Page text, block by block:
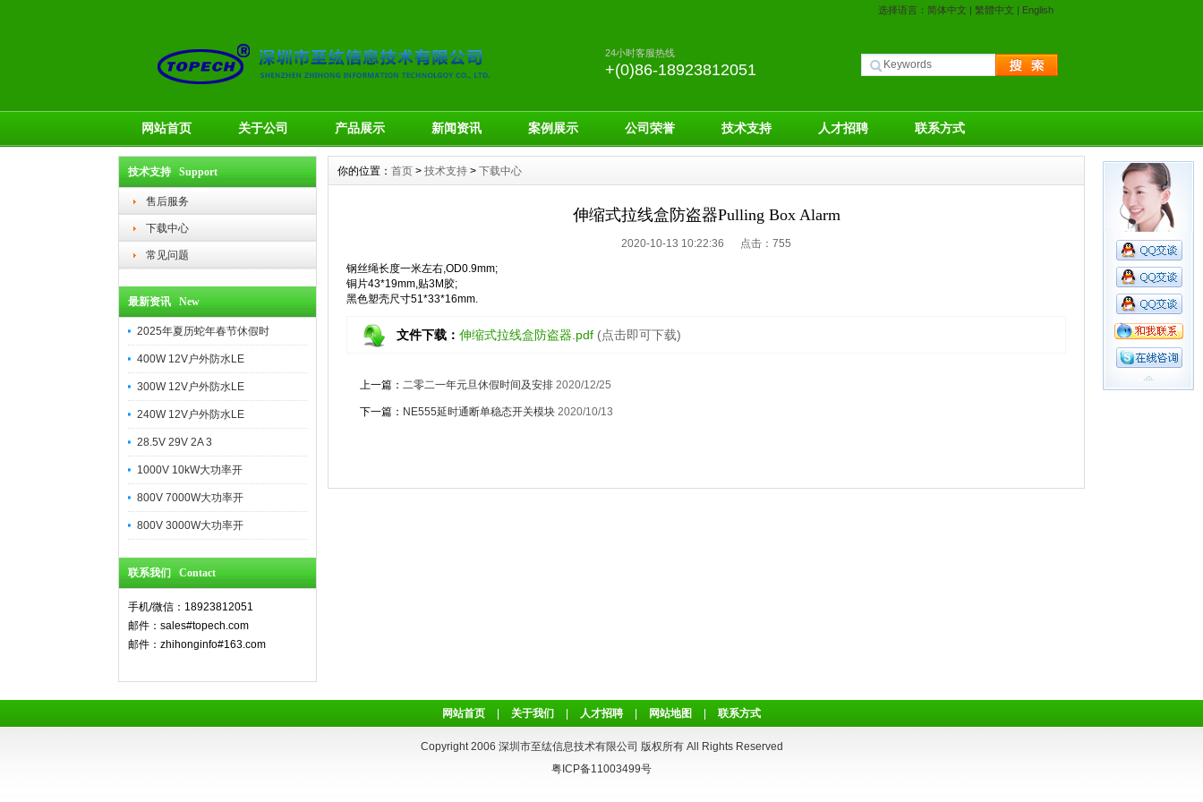
选择语言： 简体中文 | 繁體中文 | English
24小时客服热线
+(0)86-18923812051
网站首页 关于公司 产品展示 新闻资讯 案例展示 公司荣誉 技术支持 人才招聘 联系方式
技术支持 Support
售后服务
下载中心
常见问题
最新资讯 New
2025年夏历蛇年春节休假时
400W 12V户外防水LE
300W 12V户外防水LE
240W 12V户外防水LE
28.5V 29V 2A 3
1000V 10kW大功率开
800V 7000W大功率开
800V 3000W大功率开
联系我们 Contact
手机/微信：18923812051
邮件：sales#topech.com
邮件：zhihonginfo#163.com
你的位置： 首页 > 技术支持 > 下载中心
伸缩式拉线盒防盗器Pulling Box Alarm
2020-10-13 10:22:36 点击： 755
钢丝绳长度一米左右,OD0.9mm;
铜片43*19mm,贴3M胶;
黑色塑壳尺寸51*33*16mm.
文件下载： 伸缩式拉线盒防盗器.pdf (点击即可下载)
上一篇： 二零二一年元旦休假时间及安排 2020/12/25
下一篇： NE555延时通断单稳态开关模块 2020/10/13
网站首页 关于我们 人才招聘 网站地图 联系方式
Copyright 2006 深圳市至纮信息技术有限公司 版权所有 All Rights Reserved
粤ICP备11003499号